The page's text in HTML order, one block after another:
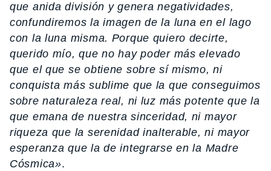
que anida división y genera negatividades,
confundiremos la imagen de la luna en el lago
con la luna misma. Porque quiero decirte,
querido mío, que no hay poder más elevado
que el que se obtiene sobre sí mismo, ni
conquista más sublime que la que conseguimos
sobre naturaleza real, ni luz más potente que la
que emana de nuestra sinceridad, ni mayor
riqueza que la serenidad inalterable, ni mayor
esperanza que la de integrarse en la Madre
Cósmica».